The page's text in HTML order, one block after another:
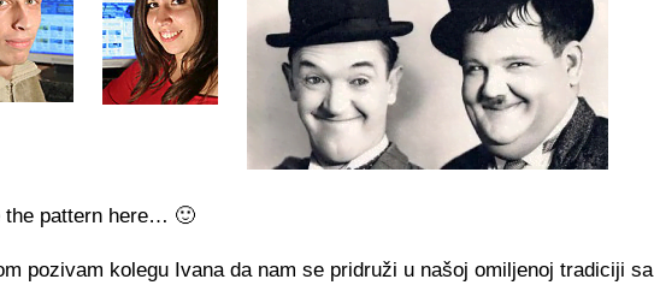
the pattern here… 🙂
pozivam kolegu Ivana da nam se pridruži u našoj omiljenoj tradiciji sa